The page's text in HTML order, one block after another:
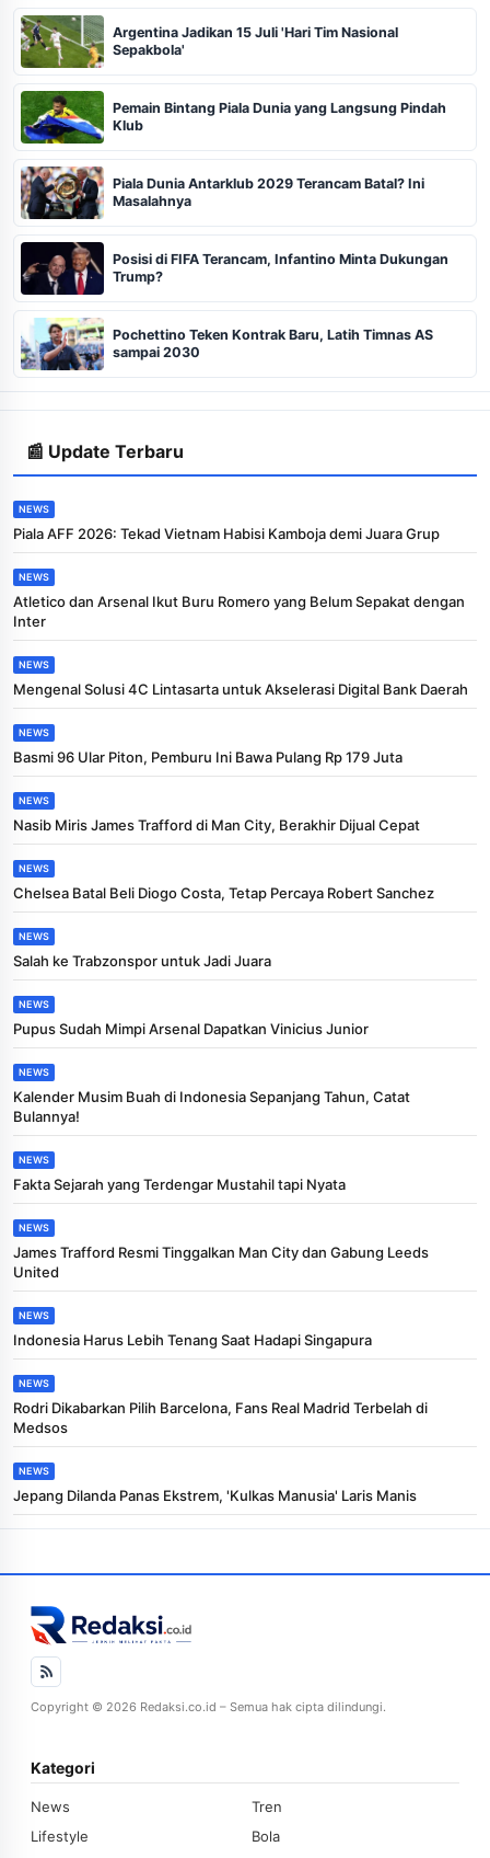
Argentina Jadikan 15 Juli 'Hari Tim Nasional
Sepakbola'
Pemain Bintang Piala Dunia yang Langsung Pindah
Klub
Piala Dunia Antarklub 2029 Terancam Batal? Ini
Masalahnya
Posisi di FIFA Terancam, Infantino Minta Dukungan
Trump?
Pochettino Teken Kontrak Baru, Latih Timnas AS
sampai 2030
📰 Update Terbaru
NEWS
Piala AFF 2026: Tekad Vietnam Habisi Kamboja demi Juara Grup
NEWS
Atletico dan Arsenal Ikut Buru Romero yang Belum Sepakat dengan
Inter
NEWS
Mengenal Solusi 4C Lintasarta untuk Akselerasi Digital Bank Daerah
NEWS
Basmi 96 Ular Piton, Pemburu Ini Bawa Pulang Rp 179 Juta
NEWS
Nasib Miris James Trafford di Man City, Berakhir Dijual Cepat
NEWS
Chelsea Batal Beli Diogo Costa, Tetap Percaya Robert Sanchez
NEWS
Salah ke Trabzonspor untuk Jadi Juara
NEWS
Pupus Sudah Mimpi Arsenal Dapatkan Vinicius Junior
NEWS
Kalender Musim Buah di Indonesia Sepanjang Tahun, Catat
Bulannya!
NEWS
Fakta Sejarah yang Terdengar Mustahil tapi Nyata
NEWS
James Trafford Resmi Tinggalkan Man City dan Gabung Leeds
United
NEWS
Indonesia Harus Lebih Tenang Saat Hadapi Singapura
NEWS
Rodri Dikabarkan Pilih Barcelona, Fans Real Madrid Terbelah di
Medsos
NEWS
Jepang Dilanda Panas Ekstrem, 'Kulkas Manusia' Laris Manis
Copyright © 2026 Redaksi.co.id – Semua hak cipta dilindungi.
Kategori
News
Tren
Lifestyle
Bola